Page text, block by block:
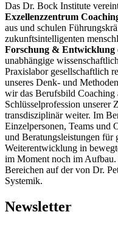
Das Dr. Bock Institute
Exzellenzzentrum
aus und schulen
zukunftsintelligenten
Forschung & Entwicklung
unabhängige
Praxislabor gesellschaftlich
unseres Denk- und
wir das Berufsbild Coaching
Schlüsselprofession unserer
transdisziplinär weiter. Im
Einzelpersonen, Teams und
und Beratungsleistungen für
Weiterentwicklung in
im Moment noch im
Bereichen auf der von Dr.
Systemik.
Newsletter